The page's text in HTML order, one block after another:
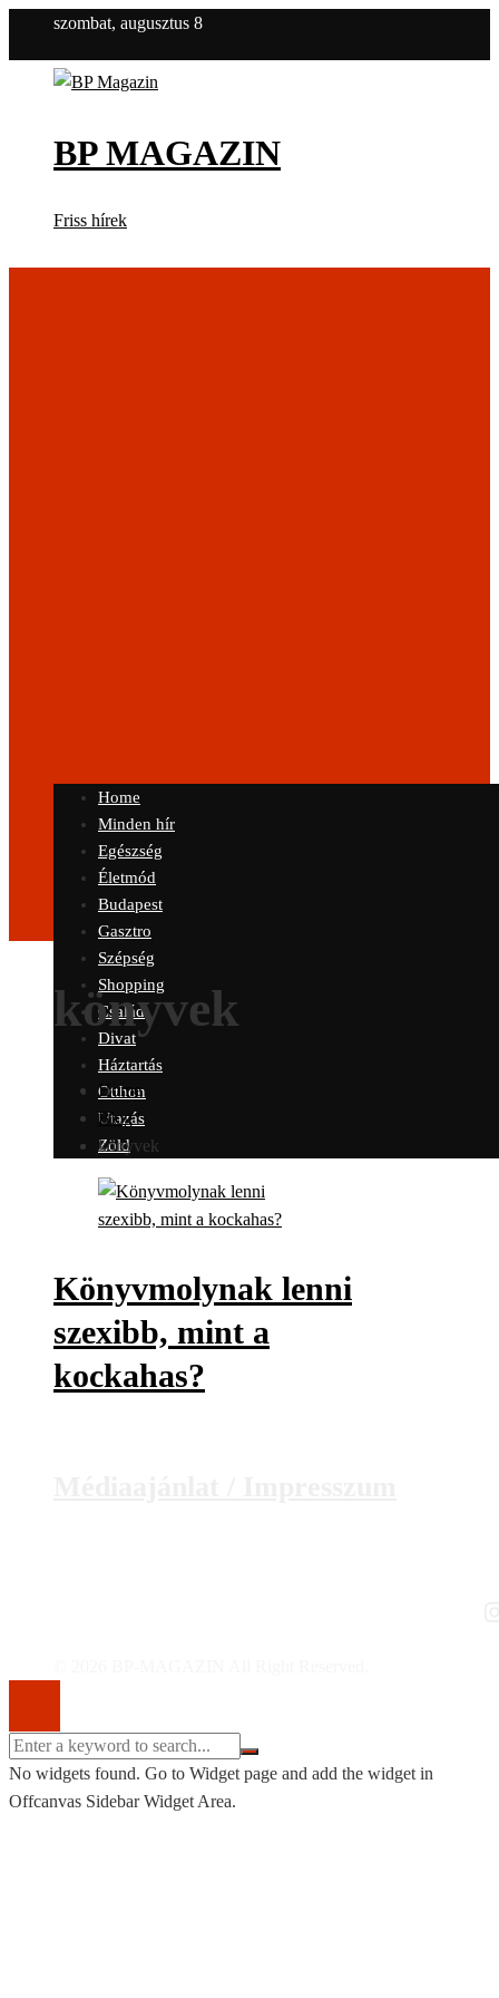
szombat, augusztus 8
BP MAGAZIN
Friss hírek
Home
Minden hír
Egészség
Életmód
Budapest
Gasztro
Szépség
Shopping
Család
Divat
Háztartás
Otthon
Utazás
Zöld
könyvek
Home
Blog
könyvek
Könyvmolynak lenni
szexibb, mint a
kockahas?
No widgets found. Go to Widget page and add the widget in
Offcanvas Sidebar Widget Area.